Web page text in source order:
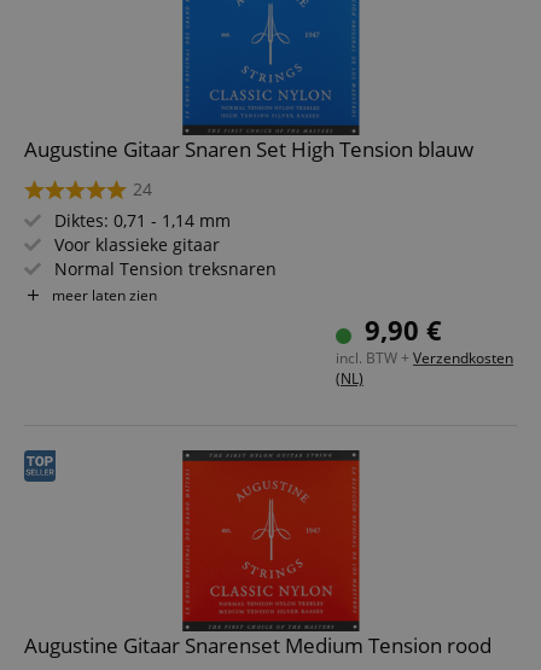
Augustine Gitaar Snaren Set High Tension blauw
24
Diktes: 0,71 - 1,14 mm
Voor klassieke gitaar
Normal Tension treksnaren
High Tension bassnaren
meer laten zien
9,90 €
incl. BTW + Verzendkosten
(NL)
Augustine Gitaar Snarenset Medium Tension rood